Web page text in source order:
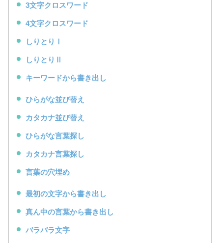
3文字クロスワード
4文字クロスワード
しりとりⅠ
しりとりⅡ
キーワードから書き出し
ひらがな並び替え
カタカナ並び替え
ひらがな言葉探し
カタカナ言葉探し
言葉の穴埋め
最初の文字から書き出し
真ん中の言葉から書き出し
バラバラ文字